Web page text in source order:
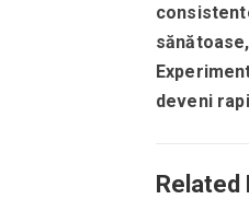
deveni
Related